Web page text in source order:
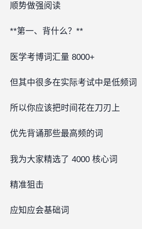
顺势做强阅读
**第一、背什么？**
医学考博词汇量 8000+
但其中很多在实际考试中是低频词
所以你应该把时间花在刀刃上‍‍‍‍‍
优先背诵那些最高频的词
我为大家精选了 4000 核心词‍‍
精准狙击
应知应会基础词